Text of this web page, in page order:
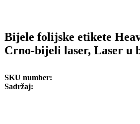
Bijele folijske etikete
Crno-bijeli laser, Laser u
SKU number
Sadržaj